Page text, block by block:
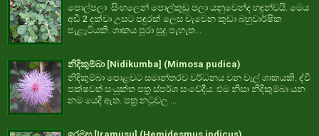
පොල්පලා සිංහලෙන් පොල්කුඩු පලා යනුවෙන්ද හඳුන්වයි. මෙය
අඩි 2 දක්වා උසට පඳුරක් ලෙස වැවෙන කුඩා බහුවාර්ෂික
පැළෑටියකි. ශාකය පුරා සුදු පැහැත...
නිදිකුම්බා [Nidikumba] (Mimosa pudica)
නිදිකුම්බා පොළවට සමාන්තරව වර්ධනය වන වැල් ශාකයකි. ද්වී
පක්ෂවත් සංයුක්ත පත්‍ර ස්පර්ශ සංවේදීය. එම නිසා නිදිකුම්බා යන
නම යෙදී ඇත. පත්‍ර නටුවල ...